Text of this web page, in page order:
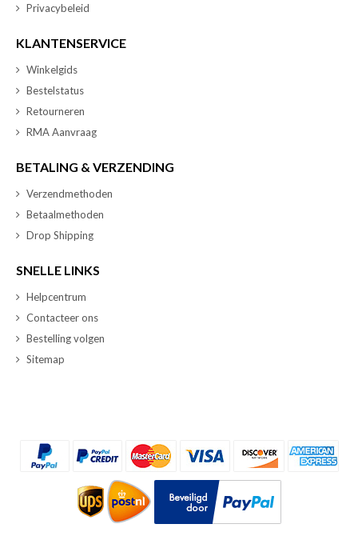
Privacybeleid
KLANTENSERVICE
Winkelgids
Bestelstatus
Retourneren
RMA Aanvraag
BETALING & VERZENDING
Verzendmethoden
Betaalmethoden
Drop Shipping
SNELLE LINKS
Helpcentrum
Contacteer ons
Bestelling volgen
Sitemap